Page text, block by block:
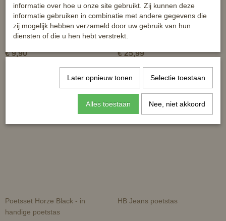
HB Rugtas Unicorn Black
€ 9,90
Poetskist - opstap (zonder
inhoud)
€ 25,99
Poetsset Horze Black - in
handige poetstas
HB Jeans poetstas
informatie over hoe u onze site gebruikt. Zij kunnen deze
informatie gebruiken in combinatie met andere gegevens die
zij mogelijk hebben verzameld door uw gebruik van hun
diensten of die u hen hebt verstrekt.
Later opnieuw tonen Selectie toestaan
Alles toestaan Nee, niet akkoord